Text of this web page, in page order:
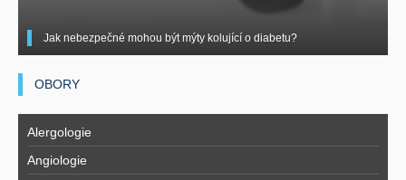
Jak nebezpečné mohou být mýty kolující o diabetu?
OBORY
Alergologie
Angiologie